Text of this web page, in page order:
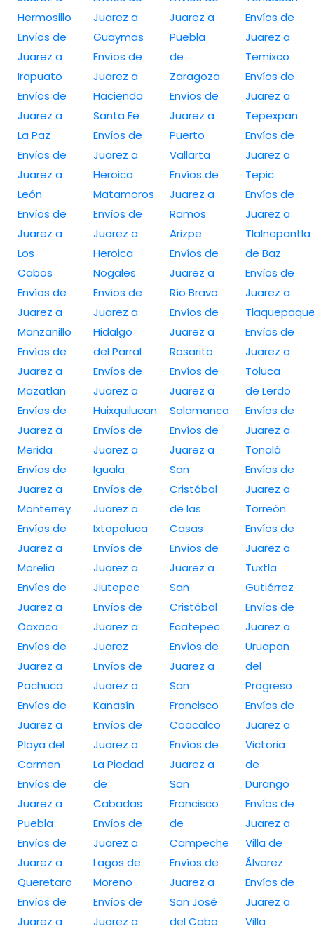
Hermosillo
Envíos de
Juarez a
Irapuato
Envíos de
Juarez a
La Paz
Envíos de
Juarez a
León
Envíos de
Juarez a
Los
Cabos
Envíos de
Juarez a
Manzanillo
Envíos de
Juarez a
Mazatlan
Envíos de
Juarez a
Merida
Envíos de
Juarez a
Monterrey
Envíos de
Juarez a
Morelia
Envíos de
Juarez a
Oaxaca
Envíos de
Juarez a
Pachuca
Envíos de
Juarez a
Playa del
Carmen
Envíos de
Juarez a
Puebla
Envíos de
Juarez a
Queretaro
Envíos de
Juarez a
Juarez a
Guaymas
Envíos de
Juarez a
Hacienda
Santa Fe
Envíos de
Juarez a
Heroica
Matamoros
Envíos de
Juarez a
Heroica
Nogales
Envíos de
Juarez a
Hidalgo
del Parral
Envíos de
Juarez a
Huixquilucan
Envíos de
Juarez a
Iguala
Envíos de
Juarez a
Ixtapaluca
Envíos de
Juarez a
Jiutepec
Envíos de
Juarez a
Juarez
Envíos de
Juarez a
Kanasín
Envíos de
Juarez a
La Piedad
de
Cabadas
Envíos de
Juarez a
Lagos de
Moreno
Envíos de
Juarez a
Juarez a
Puebla
de
Zaragoza
Envíos de
Juarez a
Puerto
Vallarta
Envíos de
Juarez a
Ramos
Arizpe
Envíos de
Juarez a
Río Bravo
Envíos de
Juarez a
Rosarito
Envíos de
Juarez a
Salamanca
Envíos de
Juarez a
San
Cristóbal
de las
Casas
Envíos de
Juarez a
San
Cristóbal
Ecatepec
Envíos de
Juarez a
San
Francisco
Coacalco
Envíos de
Juarez a
San
Francisco
de
Campeche
Envíos de
Juarez a
San José
del Cabo
Envíos de
Juarez a
Temixco
Envíos de
Juarez a
Tepexpan
Envíos de
Juarez a
Tepic
Envíos de
Juarez a
Tlalnepantla
de Baz
Envíos de
Juarez a
Envíos de
Juarez a
Toluca
de Lerdo
Envíos de
Juarez a
Tonalá
Envíos de
Juarez a
Torreón
Envíos de
Juarez a
Tuxtla
Gutiérrez
Envíos de
Juarez a
Uruapan
del
Progreso
Envíos de
Juarez a
Victoria
de
Durango
Envíos de
Juarez a
Villa de
Álvarez
Envíos de
Juarez a
Villa